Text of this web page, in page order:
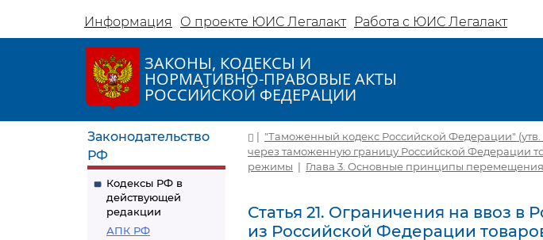
Информация О проекте ЮИС Легалакт Работа с ЮИС Легалакт
ЗАКОНЫ, КОДЕКСЫ И
НОРМАТИВНО-ПРАВОВЫЕ АКТЫ
РОССИЙСКОЙ ФЕДЕРАЦИИ
Законодательство
РФ
Кодексы РФ в
действующей
редакции
АПК РФ
| "Таможенный кодекс Российской Федерации" (утв.
через таможенную границу Российской Федерации
режимы | Глава 3. Основные принципы перемещения
Статья 21. Ограничения на ввоз
из Российской Федерации